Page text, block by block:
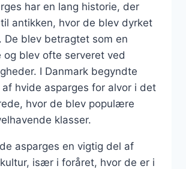
har en lang historie, der
antikken, hvor de blev dyrket
De blev betragtet som en
og blev ofte serveret ved
I Danmark begyndte
hvide asparges for alvor i det
hvor de blev populære
klasser.
asparges en vigtig del af
især i foråret, hvor de er i